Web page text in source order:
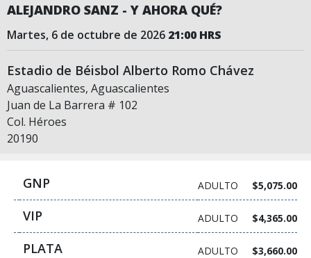
ALEJANDRO SANZ - Y AHORA QUÉ?
martes, 6 de octubre de 2026 21:00 HRS
Estadio de Béisbol Alberto Romo Chávez
Aguascalientes, Aguascalientes
Juan de La Barrera # 102
Col. Héroes
20190
GNP ADULTO $5,075.00
VIP ADULTO $4,365.00
PLATA ADULTO $3,660.00